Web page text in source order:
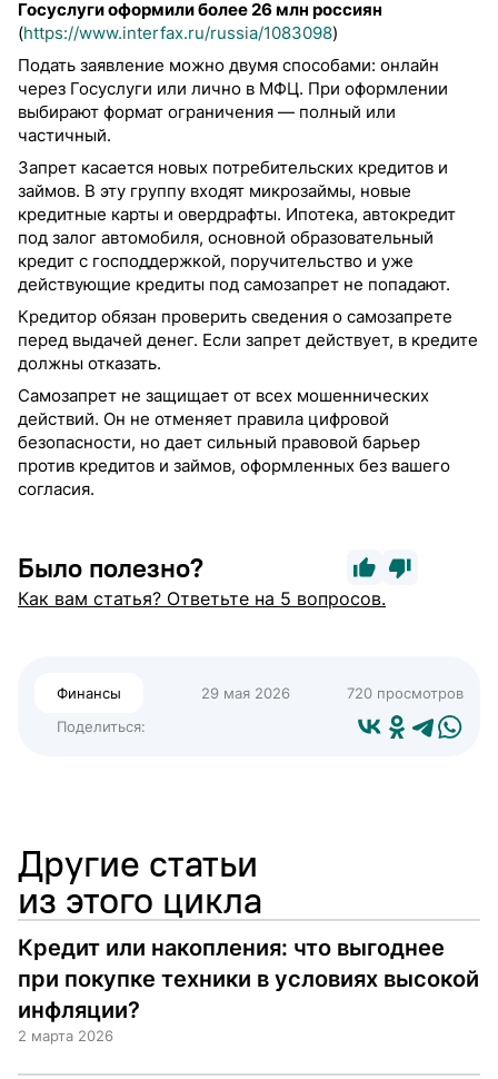
Госуслуги оформили более 26 млн россиян
(https://www.interfax.ru/russia/1083098)
Подать заявление можно двумя способами: онлайн
через Госуслуги или лично в МФЦ. При оформлении
выбирают формат ограничения — полный или
частичный.
Запрет касается новых потребительских кредитов и
займов. В эту группу входят микрозаймы, новые
кредитные карты и овердрафты. Ипотека, автокредит
под залог автомобиля, основной образовательный
кредит с господдержкой, поручительство и уже
действующие кредиты под самозапрет не попадают.
Кредитор обязан проверить сведения о самозапрете
перед выдачей денег. Если запрет действует, в кредите
должны отказать.
Самозапрет не защищает от всех мошеннических
действий. Он не отменяет правила цифровой
безопасности, но дает сильный правовой барьер
против кредитов и займов, оформленных без вашего
согласия.
Было полезно?
Как вам статья? Ответьте на 5 вопросов.
Финансы 29 мая 2026
720 просмотров
Поделиться:
Другие статьи
из этого цикла
Кредит или накопления: что выгоднее
при покупке техники в условиях высокой
инфляции?
2 марта 2026